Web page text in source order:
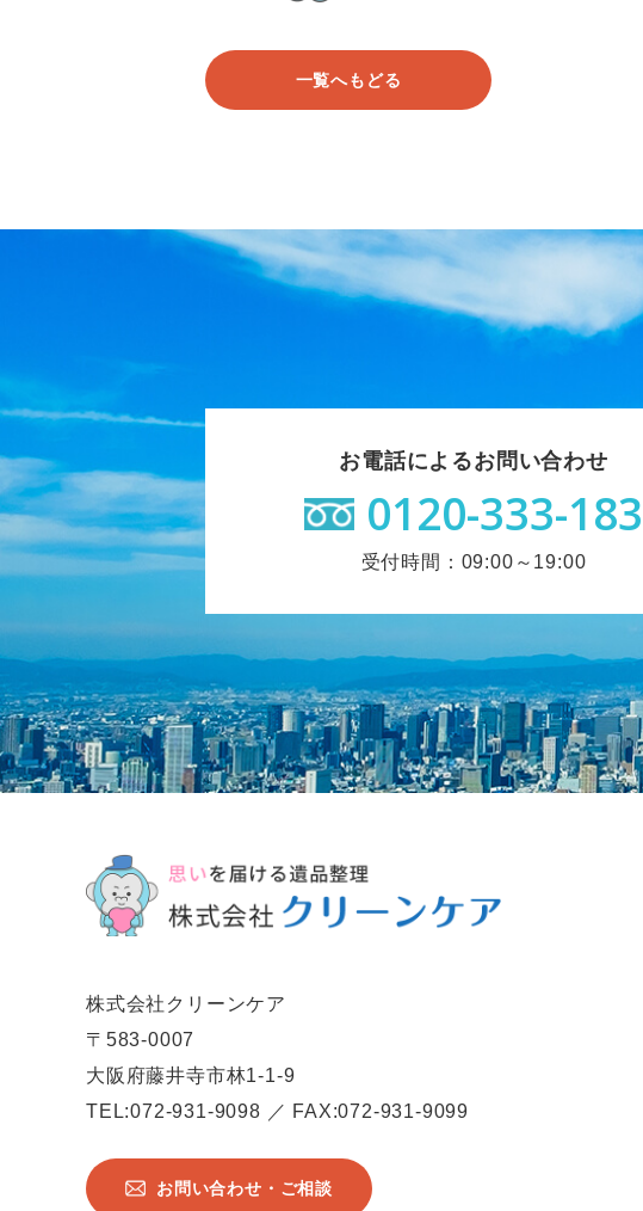
一覧へもどる
お電話によるお問い合わせ
0120-333-183
受付時間：09:00～19:00
株式会社クリーンケア
〒583-0007
大阪府藤井寺市林1-1-9
TEL:072-931-9098 ／ FAX:072-931-9099
お問い合わせ・ご相談